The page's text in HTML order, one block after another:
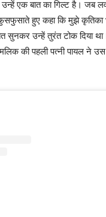
उन्हें एक बात का गिल्ट है। जब
हुए कहा कि मुझे कृतिका
सुनकर उन्हें तुरंत टोक दिया
की पहली पत्नी पायल ने